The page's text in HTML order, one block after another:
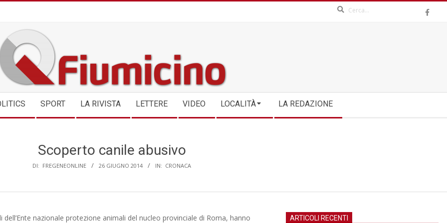
SPORT LA RIVISTA LETTERE VIDEO LOCALITÀ LA REDAZIONE
Scoperto canile abusivo
DI: FREGENEONLINE 26 GIUGNO 2014 IN: CRONACA
dell’Ente nazionale protezione animali del nucleo provinciale di Roma, hanno
ARTICOLI RECENTI